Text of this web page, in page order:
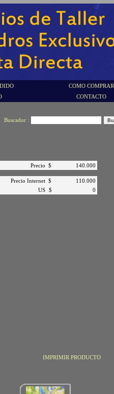
COMO COMPRAR
CONTACTO
Buscador :
Precio $ 140.000
Precio Internet $
110.000
US
$ 0
IMPRIMIR PRODUCTO